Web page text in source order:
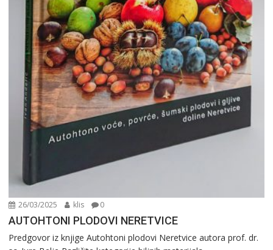
26/03/2025 klis 0
AUTOHTONI PLODOVI NERETVICE
Predgovor iz knjige Autohtoni plodovi Neretvice autora prof. dr.